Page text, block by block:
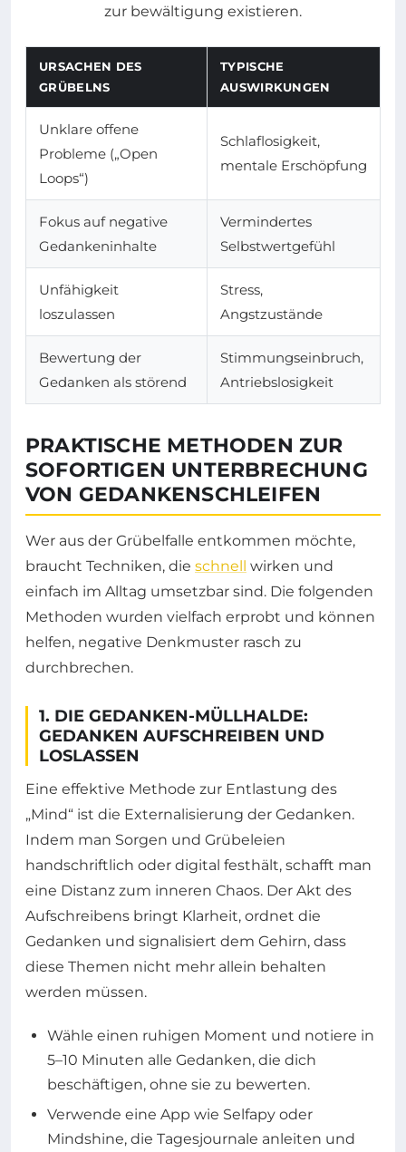
URSACHEN DES
GRÜBELNS
TYPISCHE
AUSWIRKUNGEN
Unklare offene
Probleme („Open
Loops“)
Schlaflosigkeit,
mentale Erschöpfung
Fokus auf negative
Gedankeninhalte
Vermindertes
Selbstwertgefühl
Unfähigkeit
loszulassen
Stress,
Angstzustände
Bewertung der
Gedanken als störend
Stimmungseinbruch,
Antriebslosigkeit
PRAKTISCHE METHODEN ZUR
SOFORTIGEN UNTERBRECHUNG
VON GEDANKENSCHLEIFEN
Wer aus der Grübelfalle entkommen möchte,
braucht Techniken, die schnell wirken und
einfach im Alltag umsetzbar sind. Die folgenden
Methoden wurden vielfach erprobt und können
helfen, negative Denkmuster rasch zu
durchbrechen.
1. DIE GEDANKEN-MÜLLHALDE:
GEDANKEN AUFSCHREIBEN UND
LOSLASSEN
Eine effektive Methode zur Entlastung des
„Mind“ ist die Externalisierung der Gedanken.
Indem man Sorgen und Grübeleien
handschriftlich oder digital festhält, schafft man
eine Distanz zum inneren Chaos. Der Akt des
Aufschreibens bringt Klarheit, ordnet die
Gedanken und signalisiert dem Gehirn, dass
diese Themen nicht mehr allein behalten
werden müssen.
Wähle einen ruhigen Moment und notiere in
5–10 Minuten alle Gedanken, die dich
beschäftigen, ohne sie zu bewerten.
Verwende eine App wie Selfapy oder
Mindshine, die Tagesjournale anleiten und